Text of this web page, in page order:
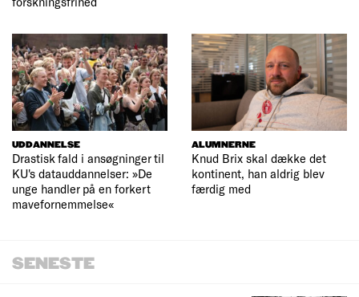
UDDANNELSE
Drastisk fald i ansøgninger til
KU's datauddannelser: »De
unge handler på en forkert
mavefornemmelse«
ALUMNERNE
Knud Brix skal dække det
kontinent, han aldrig blev
færdig med
SENESTE